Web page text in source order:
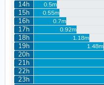
14h 0.5m
15h 0.55m
16h 0.7m
17h 0.92m
18h 1.18m
19h 1.48m
20h
21h
22h
23h